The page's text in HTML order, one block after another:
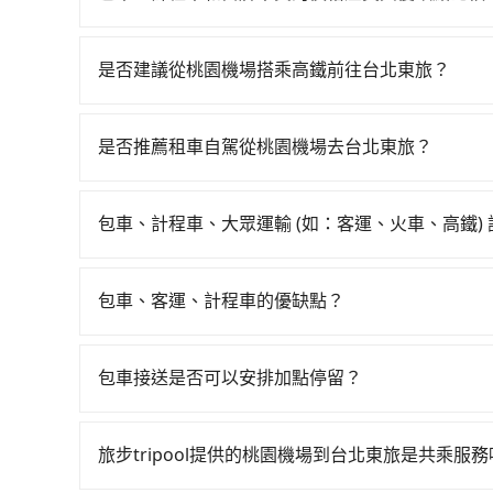
地點上車較客製化。此外，司機還會提供各種旅
無法申訴退費。
是否建議從桃園機場搭乘高鐵前往台北東旅？
次，從最早06:49到23:40，過了末班車到清晨的
元，再用15分鐘出站、等待車站前排班的計程車
不僅每人至少額外負擔20元車資，而且更會額外
是否推薦租車自駕從桃園機場去台北東旅？
Toyota Yaris、Nissan Kicks，一天租金$1,500
一次租用多天，如此預計小轎車的花費至少
包車、計程車、大眾運輸 (如：客運、火車、高鐵)
程車最貴，而大眾運輸通常較便宜。 行程：需多
可選用大眾運輸。 便利性：需要便利性和方便性
包車、客運、計程車的優缺點？
運：最經濟實惠的交通方式，通常有固定的路線
包車接送是否可以安排加點停留？
旅步tripool提供的桃園機場到台北東旅是共乘服務